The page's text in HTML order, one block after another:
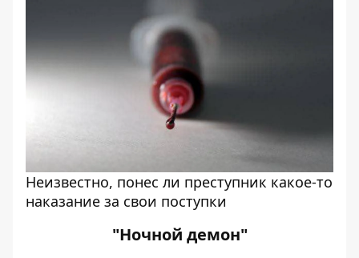
Неизвестно, понес ли преступник какое-то
наказание за свои поступки
"Ночной демон"